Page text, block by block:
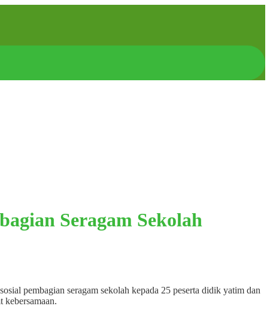
Seragam Sekolah
pembagian seragam sekolah kepada 25 peserta didik yatim dan
kebersamaan.